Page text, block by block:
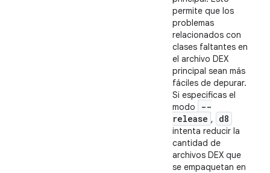
permite que los
problemas
relacionados con
clases faltantes en
el archivo DEX
principal sean más
fáciles de depurar.
Si especificas el
modo
--
release , d8
intenta reducir la
cantidad de
archivos DEX que
se empaquetan en